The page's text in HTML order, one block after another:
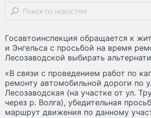
Госавтоинспекция обращается к
и Энгельса с просьбой на время
Лесозаводской выбирать
«В связи с проведением работ по
ремонту автомобильной дороги по
Лесозаводская (на участке от ул.
через р. Волга), убедительная
маршрут движения по данному